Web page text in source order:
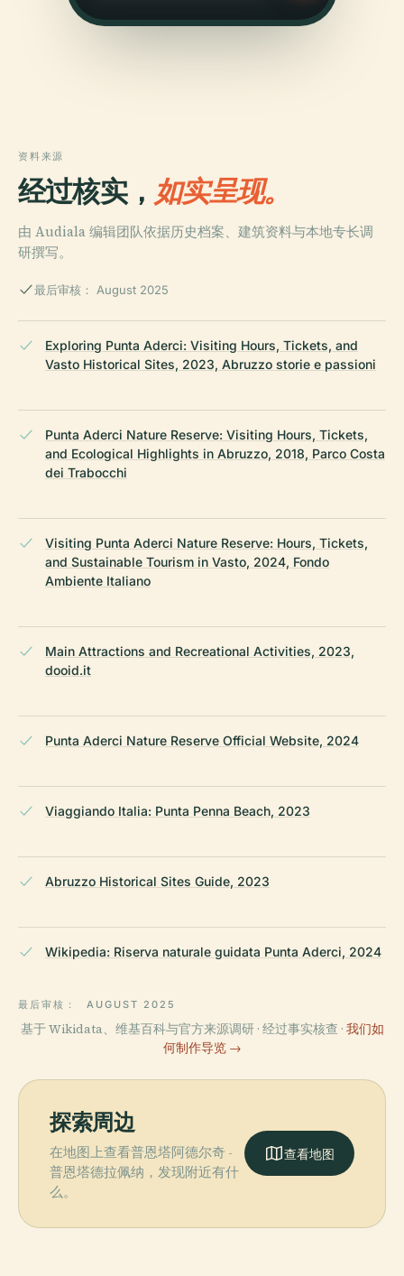
资料来源
经过核实， 如实呈现。
由 Audiala 编辑团队依据历史档案、建筑资料与本地专长调
研撰写。
最后审核： August 2025
Exploring Punta Aderci: Visiting Hours, Tickets, and
Vasto Historical Sites, 2023, Abruzzo storie e passioni
Punta Aderci Nature Reserve: Visiting Hours, Tickets,
and Ecological Highlights in Abruzzo, 2018, Parco Costa
dei Trabocchi
Visiting Punta Aderci Nature Reserve: Hours, Tickets,
and Sustainable Tourism in Vasto, 2024, Fondo
Ambiente Italiano
Main Attractions and Recreational Activities, 2023,
dooid.it
Punta Aderci Nature Reserve Official Website, 2024
Viaggiando Italia: Punta Penna Beach, 2023
Abruzzo Historical Sites Guide, 2023
Wikipedia: Riserva naturale guidata Punta Aderci, 2024
最后审核： AUGUST 2025
基于 Wikidata、维基百科与官方来源调研 · 经过事实核查 · 我们如
何制作导览 →
探索周边
在地图上查看普恩塔阿德尔奇 -
普恩塔德拉佩纳，发现附近有什
么。
查看地图